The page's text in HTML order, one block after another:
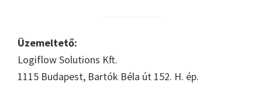
Üzemeltető:
Logiflow Solutions Kft.
1115 Budapest, Bartók Béla út 152. H. ép.